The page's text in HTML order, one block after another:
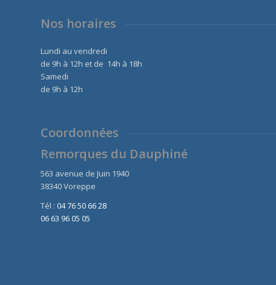
Nos horaires
Lundi au vendredi
de 9h à 12h et de 14h à 18h
Samedi
de 9h à 12h
Coordonnées
Remorques du Dauphiné
563 avenue de Juin 1940
38340 Voreppe
Tél : 04 76 50 66 28
06 63 96 05 05